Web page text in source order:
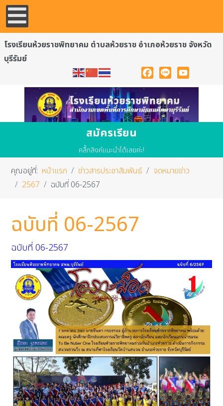
โรงเรียนห้วยราชพิทยาคม ตำบลห้วยราช อำเภอห้วยราช จังหวัด
บุรีรัมย์
Facebook
Line YouTube
สมัครเรียน
คลื๊กลิงค์แนะนำได้เลยค่ะ!
คุณอยู่ที่: หน้าแรก ข่าวสารประชาสัมพันธ์
จดหมายข่าว
2567
ฉบับที่ 06-2567
ฉบับที่ 06-2567
ฉบับที่ 06-2567